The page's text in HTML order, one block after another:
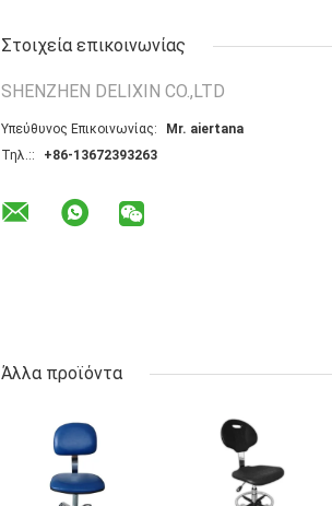
Στοιχεία επικοινωνίας
SHENZHEN DELIXIN CO.,LTD
Υπεύθυνος Επικοινωνίας:
Mr. aiertana
Τηλ.::
+86-13672393263
Άλλα προϊόντα